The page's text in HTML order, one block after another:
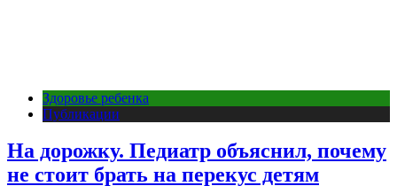
Здоровье ребенка
Публикации
На дорожку. Педиатр объяснил, почему
не стоит брать на перекус детям